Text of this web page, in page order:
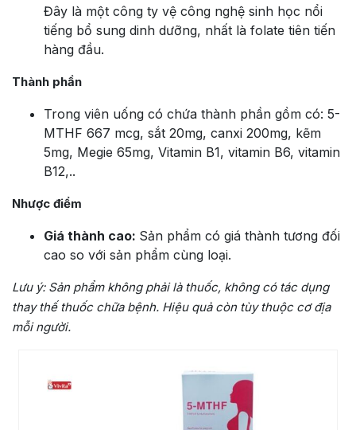
Đây là một công ty vệ công nghệ sinh học nổi
tiếng bổ sung dinh dưỡng, nhất là folate tiên tiến
hàng đầu.
Thành phần
Trong viên uống có chứa thành phần gồm có: 5-
MTHF 667 mcg, sắt 20mg, canxi 200mg, kẽm
5mg, Megie 65mg, Vitamin B1, vitamin B6, vitamin
B12,..
Nhược điểm
Giá thành cao: Sản phẩm có giá thành tương đối
cao so với sản phẩm cùng loại.
Lưu ý:Sản phẩm không phải là thuốc, không có tác dụng
thay thế thuốc chữa bệnh. Hiệu quả còn tùy thuộc cơ địa
mỗi người.